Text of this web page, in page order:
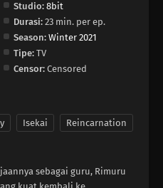
Studio: 8bit
Durasi: 23 min. per ep.
Season: Winter 2021
Tipe: TV
Censor: Censored
Isekai
Reincarnation
sebagai guru, Rimuru